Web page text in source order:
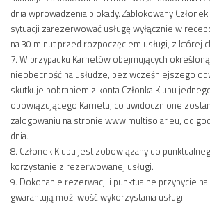
dnia wprowadzenia blokady. Zablokowany
sytuacji zarezerwować usługę wyłącznie w
na 30 minut przed rozpoczęciem usługi, z której
7. W przypadku Karnetów obejmujących
nieobecność na usłudze, bez wcześniejszego
skutkuje pobraniem z konta Członka Klubu
obowiązującego Karnetu, co uwidocznione
zalogowaniu na stronie www.multisolar.eu, od
dnia.
8. Członek Klubu jest zobowiązany do
korzystanie z rezerwowanej usługi.
9. Dokonanie rezerwacji i punktualne przybycie
gwarantują możliwość wykorzystania usługi.